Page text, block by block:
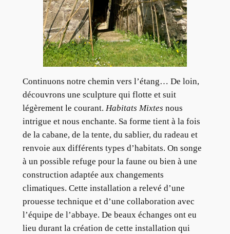
Continuons notre chemin vers l’étang… De loin,
découvrons une sculpture qui flotte et suit
légèrement le courant. Habitats Mixtes nous
intrigue et nous enchante. Sa forme tient à la fois
de la cabane, de la tente, du sablier, du radeau et
renvoie aux différents types d’habitats. On songe
à un possible refuge pour la faune ou bien à une
construction adaptée aux changements
climatiques. Cette installation a relevé d’une
prouesse technique et d’une collaboration avec
l’équipe de l’abbaye. De beaux échanges ont eu
lieu durant la création de cette installation qui